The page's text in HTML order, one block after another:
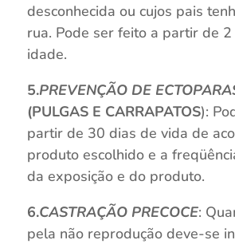
desconhecida ou cujos pais
rua. Pode ser feito a partir de
idade.
5.PREVENÇÃO DE
(PULGAS E CARRAPATOS):
partir de 30 dias de vida de
produto escolhido e a
da exposição e do produto.
6.CASTRAÇÃO PRECOCE:
pela não reprodução deve-se